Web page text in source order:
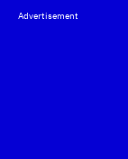
Advertisement